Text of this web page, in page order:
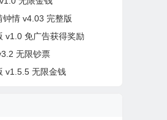
钟情 v4.03 完整版
v1.0 免广告获得奖励
无限钞票
v1.5.5 无限金钱